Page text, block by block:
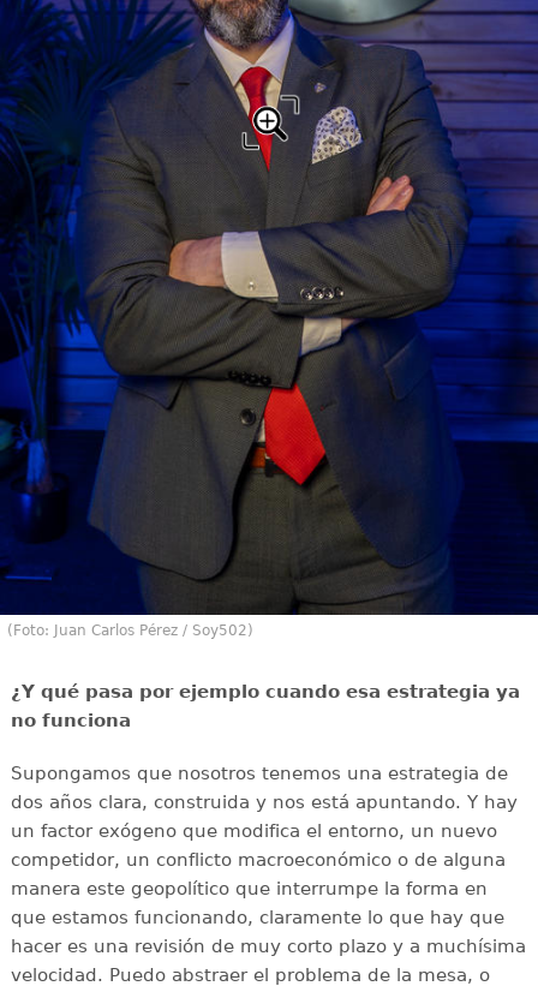
(Foto: Juan Carlos Pérez / Soy502)
¿Y qué pasa por ejemplo cuando esa estrategia ya
no funciona
Supongamos que nosotros tenemos una estrategia de
dos años clara, construida y nos está apuntando. Y hay
un factor exógeno que modifica el entorno, un nuevo
competidor, un conflicto macroeconómico o de alguna
manera este geopolítico que interrumpe la forma en
que estamos funcionando, claramente lo que hay que
hacer es una revisión de muy corto plazo y a muchísima
velocidad. Puedo abstraer el problema de la mesa, o